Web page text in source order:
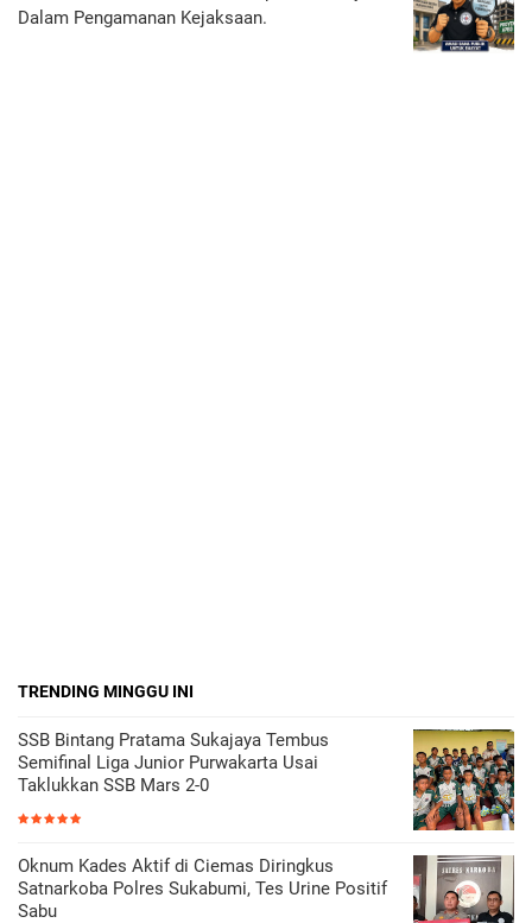
Dalam Pengamanan Kejaksaan.
TRENDING MINGGU INI
SSB Bintang Pratama Sukajaya Tembus
Semifinal Liga Junior Purwakarta Usai
Taklukkan SSB Mars 2-0
Oknum Kades Aktif di Ciemas Diringkus
Satnarkoba Polres Sukabumi, Tes Urine Positif
Sabu